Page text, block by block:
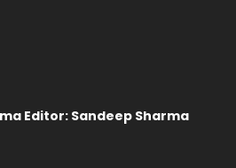
Editor: Sandeep Sharma